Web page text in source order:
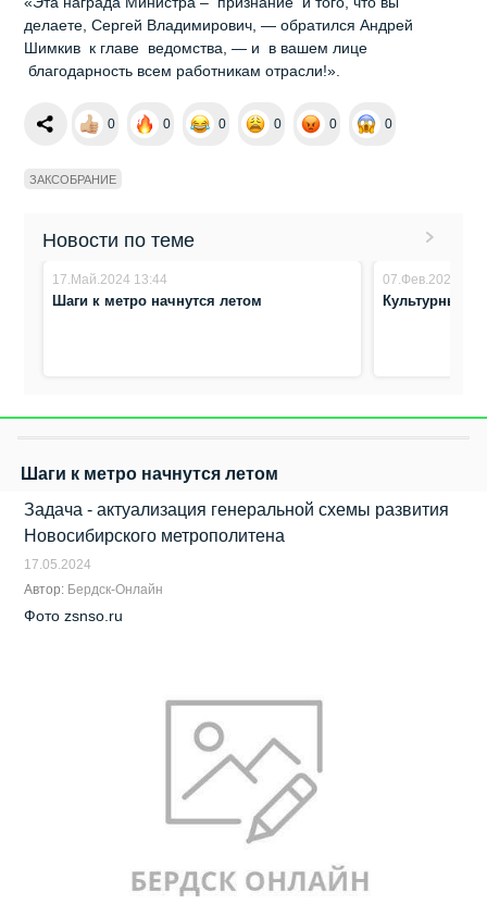
делаете, Сергей Владимирович, — обратился Андрей
Шимкив к главе ведомства, — и в вашем лице
благодарность всем работникам отрасли!».
0 0 0 0 0 0
ЗАКСОБРАНИЕ
Новости по теме
17.Май.2024 13:44
Шаги к метро начнутся летом
07.Фев.2024
Культурный
Шаги к метро начнутся летом
Задача - актуализация генеральной схемы развития
Новосибирского метрополитена
17.05.2024
Автор: Бердск-Онлайн
Фото zsnso.ru